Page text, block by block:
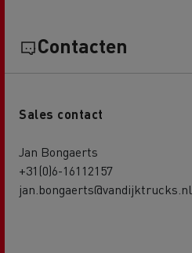
Contacten
Sales contact
Jan Bongaerts
+31(0)6-16112157
jan.bongaerts@vandijktrucks.nl